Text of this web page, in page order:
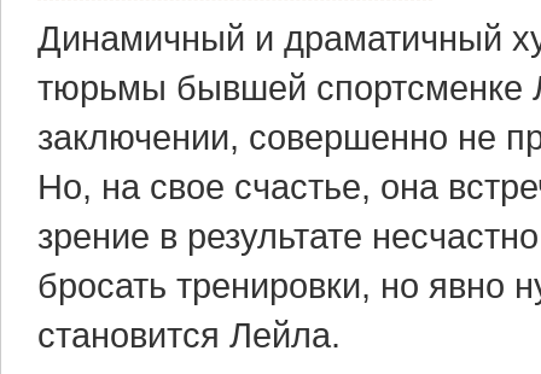
Динамичный и драматичный
тюрьмы бывшей спортсменке
заключении, совершенно не
Но, на свое счастье, она
зрение в результате
бросать тренировки, но явно
становится Лейла.